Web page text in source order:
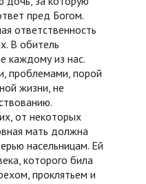
пред Богом.
ответственность
В обитель
каждому из нас.
проблемами, порой
жизни, не
от некоторых
мать должна
насельницам. Ей
которого била
проклятьем и